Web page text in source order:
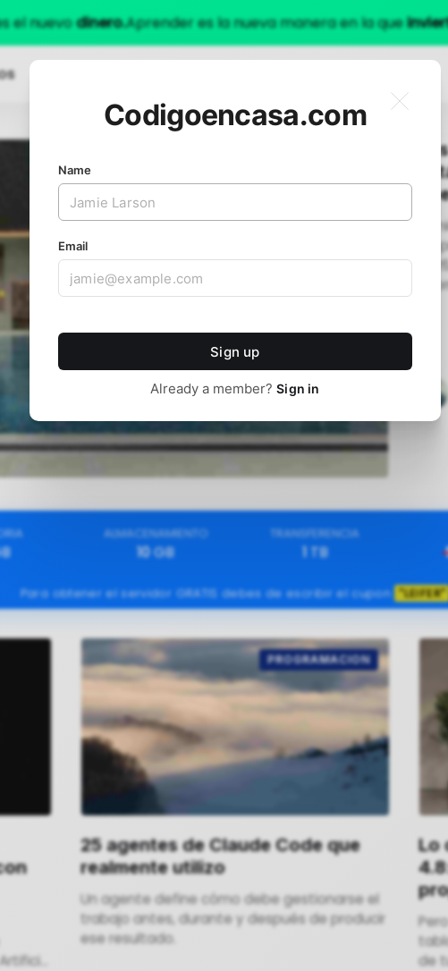
el nuevodinero.Aprender es la nueva manera en la que
Si
ALMACENAMIENTO
10GB
TRANSFERENCIA
1 TB
Para obtener el servidor GRATIS debes de escribir el cupon "LEIFER"
PROGRAMACION
25 agentes de Claude Code que
realmente utilizo
Un agente define cómo debe gestionarse el
trabajo antes, durante y después de producir
ese resultado.
Lo
de